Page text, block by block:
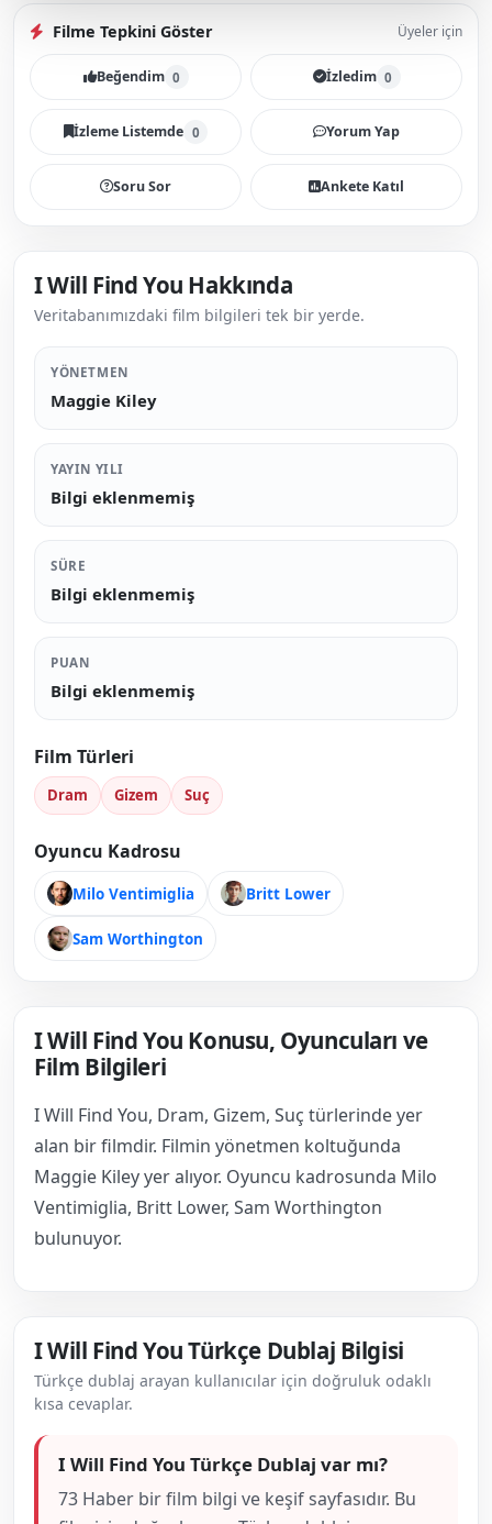
Filme Tepkini Göster Üyeler için
Beğendim 0 İzledim 0
İzleme Listemde 0 Yorum Yap
Soru Sor Ankete Katıl
I Will Find You Hakkında
Veritabanımızdaki film bilgileri tek bir yerde.
YÖNETMEN
Maggie Kiley
YAYIN YILI
Bilgi eklenmemiş
SÜRE
Bilgi eklenmemiş
PUAN
Bilgi eklenmemiş
Film Türleri
Dram Gizem Suç
Oyuncu Kadrosu
Milo Ventimiglia Britt Lower
Sam Worthington
I Will Find You Konusu, Oyuncuları ve
Film Bilgileri
I Will Find You, Dram, Gizem, Suç türlerinde yer
alan bir filmdir. Filmin yönetmen koltuğunda
Maggie Kiley yer alıyor. Oyuncu kadrosunda Milo
Ventimiglia, Britt Lower, Sam Worthington
bulunuyor.
I Will Find You Türkçe Dublaj Bilgisi
Türkçe dublaj arayan kullanıcılar için doğruluk odaklı
kısa cevaplar.
I Will Find You Türkçe Dublaj var mı?
73 Haber bir film bilgi ve keşif sayfasıdır. Bu